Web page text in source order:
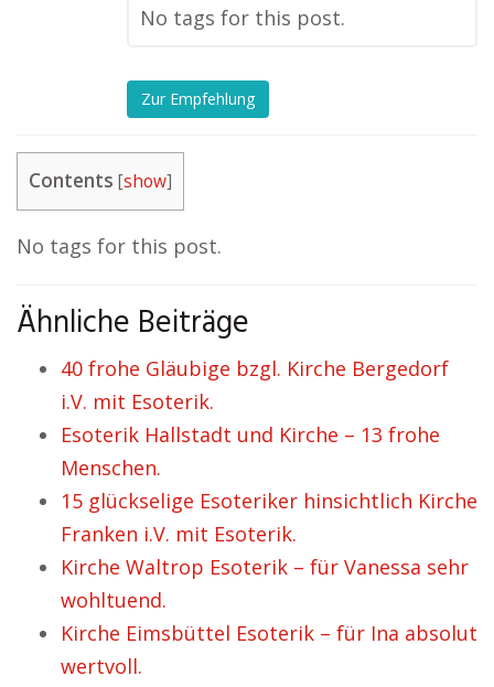
No tags for this post.
Zur Empfehlung
Contents [show]
No tags for this post.
Ähnliche Beiträge
40 frohe Gläubige bzgl. Kirche Bergedorf
i.V. mit Esoterik.
Esoterik Hallstadt und Kirche – 13 frohe
Menschen.
15 glückselige Esoteriker hinsichtlich Kirche
Franken i.V. mit Esoterik.
Kirche Waltrop Esoterik – für Vanessa sehr
wohltuend.
Kirche Eimsbüttel Esoterik – für Ina absolut
wertvoll.